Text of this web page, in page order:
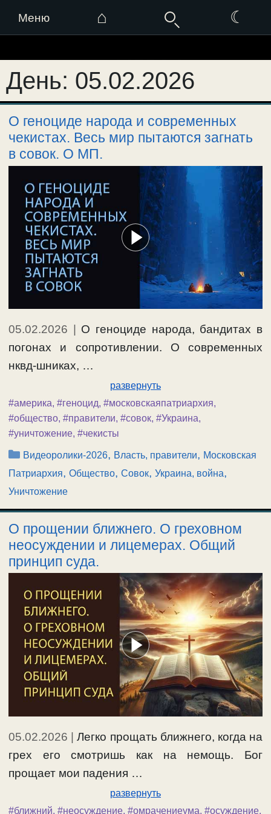
Меню ⌂ ☾
к
содержимому
День: 05.02.2026
О геноциде народа и современных
чекистах. Весь мир пытаются загнать
в совок. О МП.
05.02.2026 | О геноциде народа, бандитах в
погонах и сопротивлении. О современных
нквд-шниках, …
развернуть
#америка, #геноцид, #московскаяпатриархия,
#общество, #правители, #совок, #Украина,
#уничтожение, #чекисты
Рубрики
Видеоролики-2026, Власть, правители, Московская
Патриархия, Общество, Совок, Украина, война,
Уничтожение
О прощении ближнего. О греховном
неосуждении и лицемерах. Общий
принцип суда.
05.02.2026 |Легко прощать ближнего, когда на
грех его смотришь как на немощь. Бог
прощает мои падения …
развернуть
#ближний, #неосуждение, #омрачениеума, #осуждение,